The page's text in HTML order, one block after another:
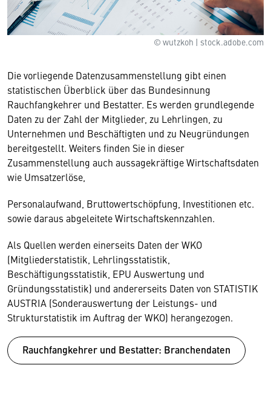
© wutzkoh | stock.adobe.com
Die vorliegende Datenzusammenstellung gibt einen
statistischen Überblick über das Bundesinnung
Rauchfangkehrer und Bestatter. Es werden grundlegende
Daten zu der Zahl der Mitglieder, zu Lehrlingen, zu
Unternehmen und Beschäftigten und zu Neugründungen
bereitgestellt. Weiters finden Sie in dieser
Zusammenstellung auch aussagekräftige Wirtschaftsdaten
wie Umsatzerlöse,
Personalaufwand, Bruttowertschöpfung, Investitionen etc.
sowie daraus abgeleitete Wirtschaftskennzahlen.
Als Quellen werden einerseits Daten der WKO
(Mitgliederstatistik, Lehrlingsstatistik,
Beschäftigungsstatistik, EPU Auswertung und
Gründungsstatistik) und andererseits Daten von STATISTIK
AUSTRIA (Sonderauswertung der Leistungs- und
Strukturstatistik im Auftrag der WKO) herangezogen.
Rauchfangkehrer und Bestatter: Branchendaten